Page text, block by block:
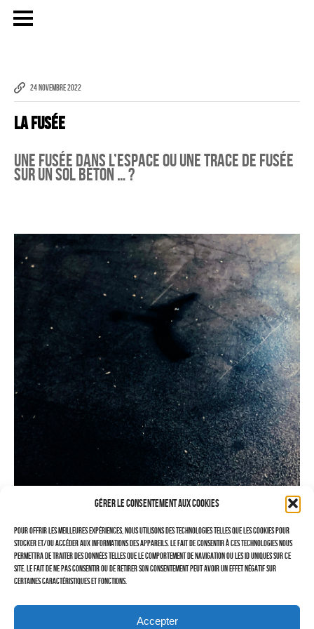
Gérer le consentement aux cookies
Pour offrir les meilleures expériences, nous utilisons des technologies telles que les cookies pour
stocker et/ou accéder aux informations des appareils. Le fait de consentir à ces technologies nous
permettra de traiter des données telles que le comportement de navigation ou les ID uniques sur ce
site. Le fait de ne pas consentir ou de retirer son consentement peut avoir un effet négatif sur
certaines caractéristiques et fonctions.
Accepter
eCommerce – Catalogue
BÂTIMENT ET TP
AUDIOVISUEL AÉRIEN
Imagerie Aérienne
PHOTOGRAMMÉTRIE
–
–
TRAVAILLEURS DU XXIÈ SIÈCLE
Tritptyques
EXPOSITIONS
CARNET DE NOTES (BLOG)
CONTACTS
Politique de cookies (UE)
24 NOVEMBRE 2022
La Fusée
Une fusée dans l’espace ou une trace de fusée
sur un sol béton … ?